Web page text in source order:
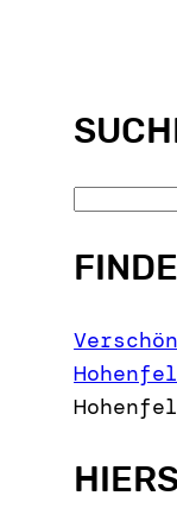
a
c
h